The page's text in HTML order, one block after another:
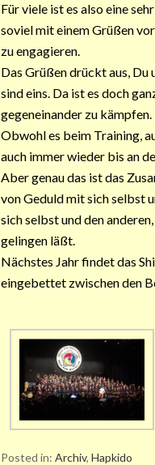
Für viele ist es also eine
soviel mit einem Grüßen
zu engagieren.
Das Grüßen drückt aus, Du
sind eins. Da ist es doch
gegeneinander zu kämpfen.
Obwohl es beim Training,
auch immer wieder bis an
Aber genau das ist das
von Geduld mit sich selbst
sich selbst und den
gelingen läßt.
Nächstes Jahr findet das
eingebettet zwischen den
Posted in: Archiv, Hapkido